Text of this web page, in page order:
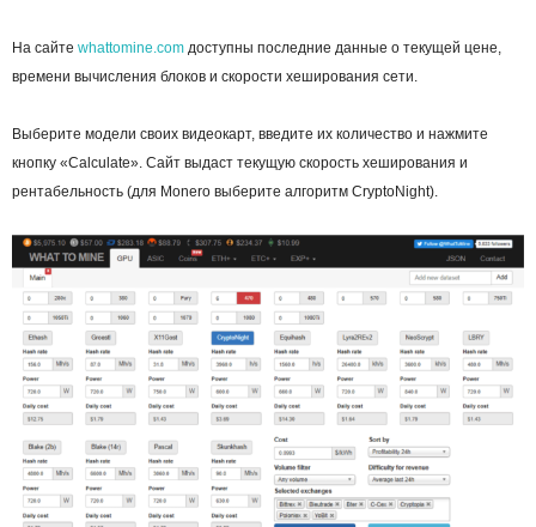
На сайте whattomine.com доступны последние данные о текущей цене,
времени вычисления блоков и скорости хеширования сети.
Выберите модели своих видеокарт, введите их количество и нажмите
кнопку «Calculate». Сайт выдаст текущую скорость хеширования и
рентабельность (для Monero выберите алгоритм CryptoNight).